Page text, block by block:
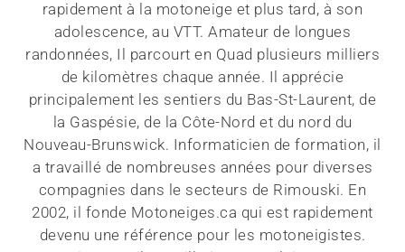
rapidement à la motoneige et plus tard, à son
adolescence, au VTT. Amateur de longues
randonnées, Il parcourt en Quad plusieurs milliers
de kilomètres chaque année. Il apprécie
principalement les sentiers du Bas-St-Laurent, de
la Gaspésie, de la Côte-Nord et du nord du
Nouveau-Brunswick. Informaticien de formation, il
a travaillé de nombreuses années pour diverses
compagnies dans le secteurs de Rimouski. En
2002, il fonde Motoneiges.ca qui est rapidement
devenu une référence pour les motoneigistes.